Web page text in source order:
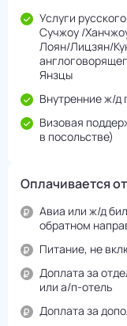
Услуги
Сучжоу /
Лоян/Лицзян/
Янзцы
Внутренние ж/д
Визовая
в посольстве)
Оплачивается
Авиа или ж/д
обратном
Питание, не
Доплата за
или а/п-отель
Доплата за